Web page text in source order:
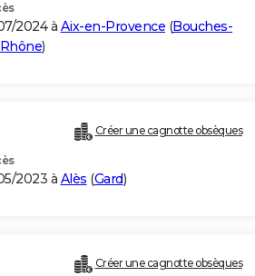
2024 à Aix-en-Provence (Bouches-
)
Créer une cagnotte obsèques
2023 à Alès (Gard)
Créer une cagnotte obsèques